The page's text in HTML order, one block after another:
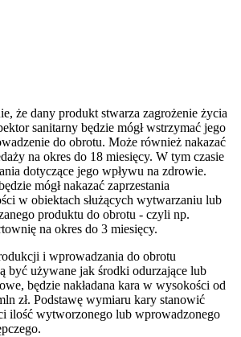
że dany produkt stwarza zagrożenie życia
sanitarny będzie mógł wstrzymać jego
do obrotu. Może również nakazać
na okres do 18 miesięcy. W tym czasie
dotyczące jego wpływu na zdrowie.
mógł nakazać zaprzestania
w obiektach służących wytwarzaniu lub
produktu do obrotu - czyli np.
na okres do 3 miesięcy.
i wprowadzania do obrotu
być używane jak środki odurzające lub
będzie nakładana kara w wysokości od
zł. Podstawę wymiaru kary stanowić
ilość wytworzonego lub wprowadzonego